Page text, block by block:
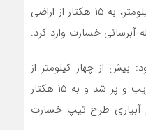
دسترسی عشایری به طول ۱۴۴ کیلومتر، به ۱۵ هکتار از اراضی
بیش از چهار کیلومتر از
کانال‌های آبرسانی کشاورزی تخریب و پر شد و به ۱۵ هکتار
آبیاری طرح تیپ خسارت